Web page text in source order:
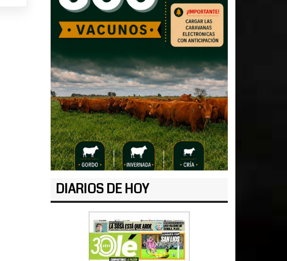
DIARIOS DE HOY